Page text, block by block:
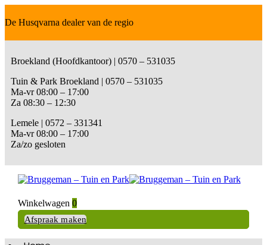
De Husqvarna dealer van de regio
Broekland (Hoofdkantoor) | 0570 – 531035
Tuin & Park Broekland | 0570 – 531035
Ma-vr 08:00 – 17:00
Za 08:30 – 12:30
Lemele | 0572 – 331341
Ma-vr 08:00 – 17:00
Za/zo gesloten
Winkelwagen 0
Afspraak maken